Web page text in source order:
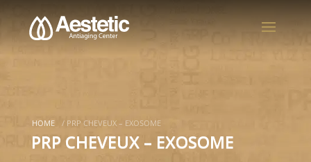
HOME / PRP CHEVEUX – EXOSOME
PRP CHEVEUX – EXOSOME